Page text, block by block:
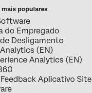
mais populares
do Empregado
Desligamento
(EN)
Analytics (EN)
Aplicativo Site